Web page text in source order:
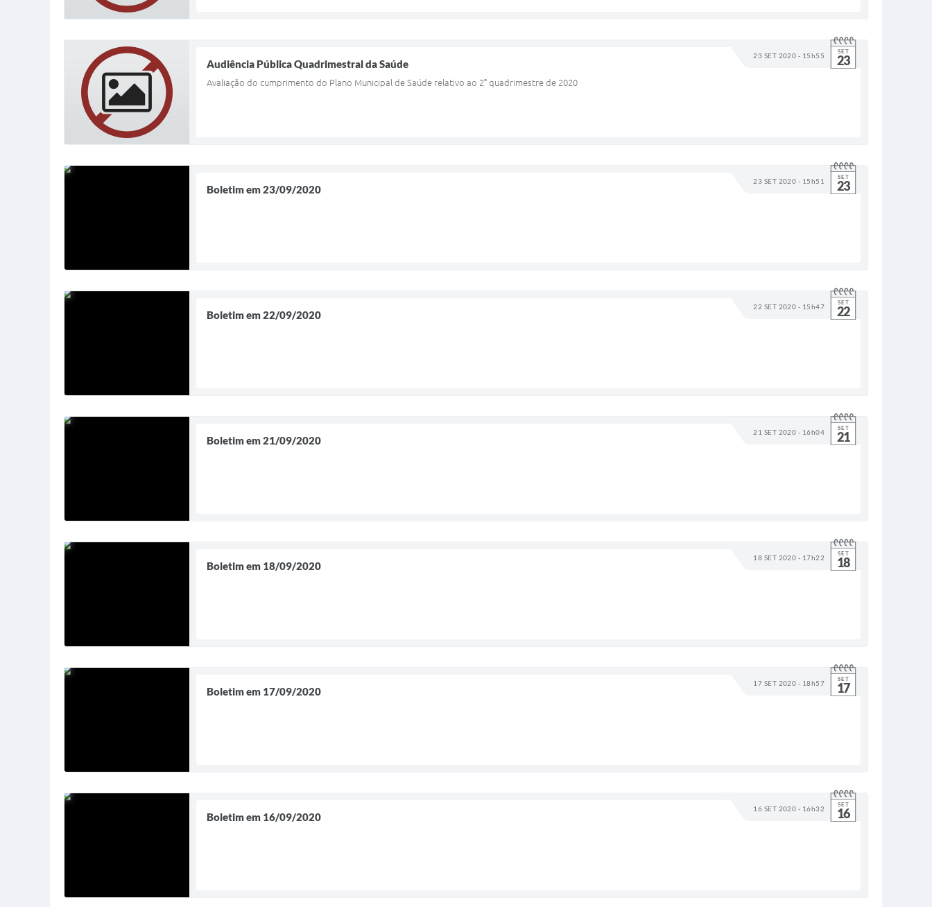
23 SET 2020 - 15h55 SET
23
Audiência Pública Quadrimestral da Saúde
Avaliação do cumprimento do Plano Municipal de Saúde relativo ao 2° quadrimestre de 2020
23 SET 2020 - 15h51 SET
23
Boletim em 23/09/2020
22 SET 2020 - 15h47 SET
22
Boletim em 22/09/2020
21 SET 2020 - 16h04 SET
21
Boletim em 21/09/2020
18 SET 2020 - 17h22 SET
18
Boletim em 18/09/2020
17 SET 2020 - 18h57 SET
17
Boletim em 17/09/2020
16 SET 2020 - 16h32 SET
16
Boletim em 16/09/2020